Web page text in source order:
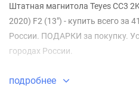
Штатная магнитола Teyes CC3
2020) F2 (13") - купить всего за
России. ПОДАРКИ за покупку.
городах России.
подробнее